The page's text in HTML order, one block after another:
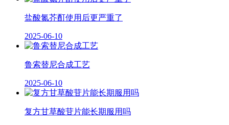
盐酸氮芥酊使用后更严重了
2025-06-10
鲁索替尼合成工艺
2025-06-10
复方甘草酸苷片能长期服用吗